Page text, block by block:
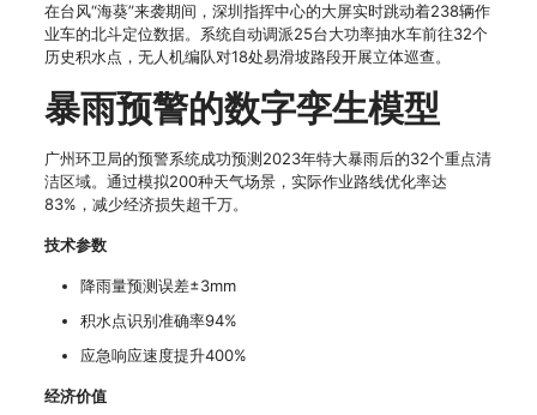
在台风“海葵”来袭期间，深圳指挥中心的大屏实时跳动着238辆作
业车的北斗定位数据。系统自动调派25台大功率抽水车前往32个
历史积水点，无人机编队对18处易滑坡路段开展立体巡查。
暴雨预警的数字孪生模型
广州环卫局的预警系统成功预测2023年特大暴雨后的32个重点清
洁区域。通过模拟200种天气场景，实际作业路线优化率达
83%，减少经济损失超千万。
技术参数
降雨量预测误差±3mm
积水点识别准确率94%
应急响应速度提升400%
经济价值